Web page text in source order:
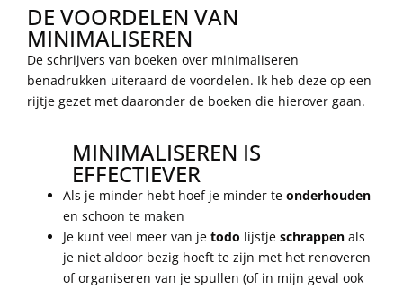
DE VOORDELEN VAN
MINIMALISEREN
De schrijvers van boeken over minimaliseren
benadrukken uiteraard de voordelen. Ik heb deze op een
rijtje gezet met daaronder de boeken die hierover gaan.
MINIMALISEREN IS
EFFECTIEVER
Als je minder hebt hoef je minder te onderhouden
en schoon te maken
Je kunt veel meer van je todo lijstje schrappen als
je niet aldoor bezig hoeft te zijn met het renoveren
of organiseren van je spullen (of in mijn geval ook